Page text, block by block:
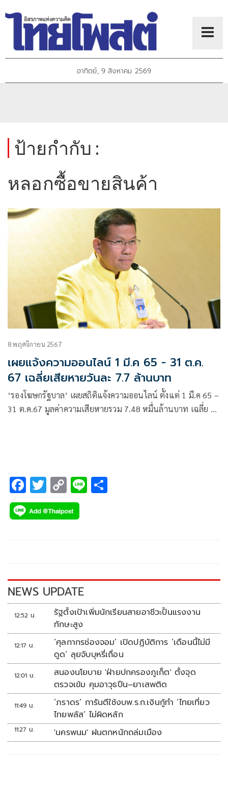
อาทิตย์, 9 สิงหาคม 2569
ป้ายกำกับ :
หลอกซื้อขายสินค้า
8 พฤศจิกายน 2567
เผยแจ้งความออนไลน์ 1 มี.ค 65 - 31 ต.ค.
67 เฉลี่ยเสียหายวันละ 7.7 ล้านบาท
‘รองโฆษกรัฐบาล’ เผยสถิติแจ้งความออนไลน์ ตั้งแต่ 1 มี.ค 65 –
31 ต.ค.67 มูลค่าความเสียหายรวม 7.48 หมื่นล้านบาท เฉลี่ย 77
F
ac
e
k
T
wi
tt
C
o
p
k
Li
NEWS UPDATE
12:52 น.
รัฐตั้งเป้าเพิ่มนักเรียนสายอาชีวะปั้นแรงงาน
ทักษะสูง
12:17 น.
‘ศุลกากรช่องจอม’ เปิดปฏิบัติการ ‘เดือนนี้ไม่มี
ดูด’ ลุยจับบุหรี่เถื่อน
12:01 น.
สนองนโยบาย 'ฝ่ายปกครองภูเก็ต' ตั้งจุด
ตรวจเข้ม คุมอาวุธปืน–ยาเสพติด
11:49 น.
‘ภราดร’ การันตีใช้งบพ.ร.ก.เงินกู้ทำ ‘ไทยเที่ยว
ไทยพลัส’ ไม่ผิดหลัก
11:27 น. 'นครพนม' ฝนตกหนักถล่มเมือง